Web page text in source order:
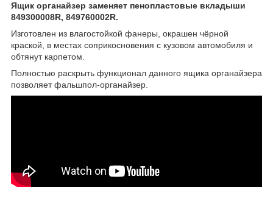
Ящик органайзер заменяет пенопластовые вкладыши
849300008R, 849760002R.
Изготовлен из влагостойкой фанеры, окрашен чёрной
краской, в местах соприкосновения с кузовом автомобиля и
обтянут карпетом.
Полностью раскрыть функционал данного ящика органайзера
позволяет фальшпол-органайзер.